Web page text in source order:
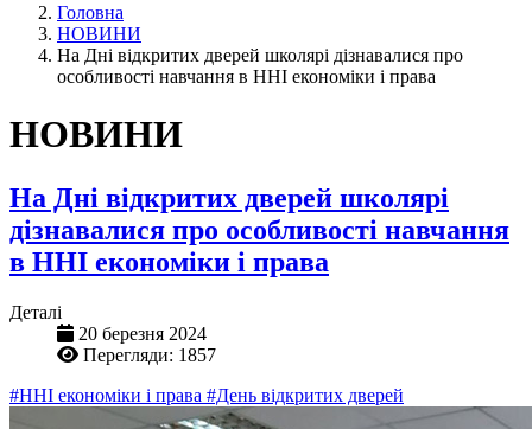
Головна
НОВИНИ
На Дні відкритих дверей школярі дізнавалися про
особливості навчання в ННІ економіки і права
НОВИНИ
На Дні відкритих дверей школярі
дізнавалися про особливості навчання
в ННІ економіки і права
Деталі
20 березня 2024
Перегляди: 1857
#ННІ економіки і права #День відкритих дверей